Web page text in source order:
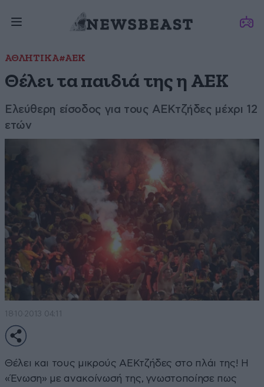
ΑΘΛΗΤΙΚΑ#ΑΕΚ
Θέλει τα παιδιά της η ΑΕΚ
Ελεύθερη είσοδος για τους ΑΕΚτζήδες μέχρι 12
ετών
18·10·2013 04:11
Θέλει και τους μικρούς ΑΕΚτζήδες στο πλάι της! Η
«Ένωση» με ανακοίνωσή της, γνωστοποίησε πως